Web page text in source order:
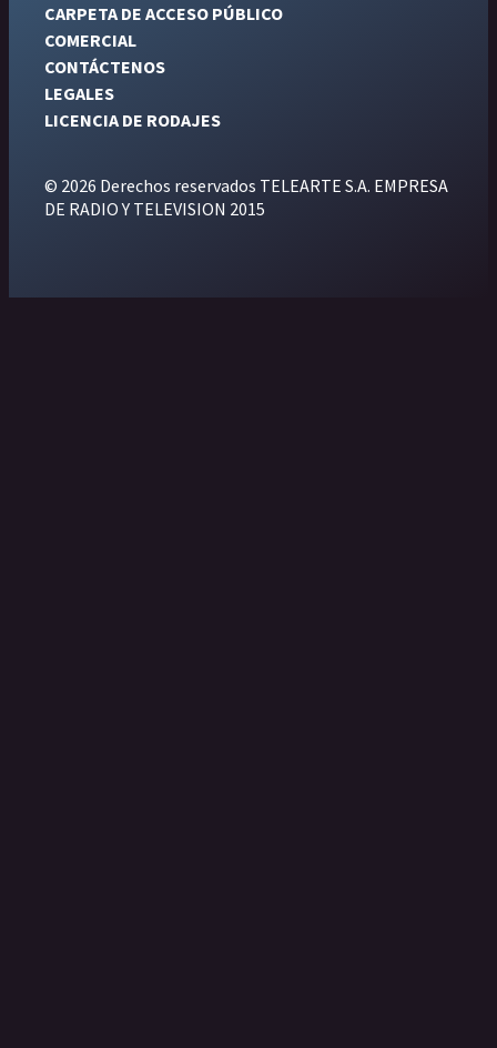
CARPETA DE ACCESO PÚBLICO
COMERCIAL
CONTÁCTENOS
LEGALES
LICENCIA DE RODAJES
© 2026 Derechos reservados TELEARTE S.A. EMPRESA
DE RADIO Y TELEVISION 2015